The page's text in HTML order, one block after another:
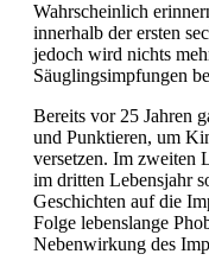
Wahrscheinlich
innerhalb der ersten
jedoch wird nichts
Säuglingsimpfungen
Bereits vor 25 Jahren
und Punktieren, um
versetzen. Im zweiten
im dritten Lebensjahr
Geschichten auf die
Folge lebenslange
Nebenwirkung des